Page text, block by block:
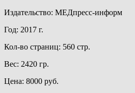
Издательство: МЕДпресс-информ
Год: 2017 г.
Кол-во страниц: 560 стр.
Вес: 2420 гр.
Цена: 8000 руб.